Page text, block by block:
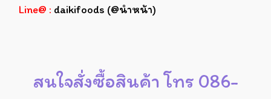
Line@ : daikifoods (@นำหน้า)
สนใจสั่งซื้อสินค้า โทร 086-